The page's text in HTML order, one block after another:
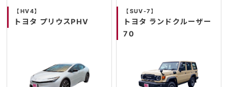
【HV4】
トヨタ プリウスPHV
【SUV-7】
トヨタ ランドクルーザー
70